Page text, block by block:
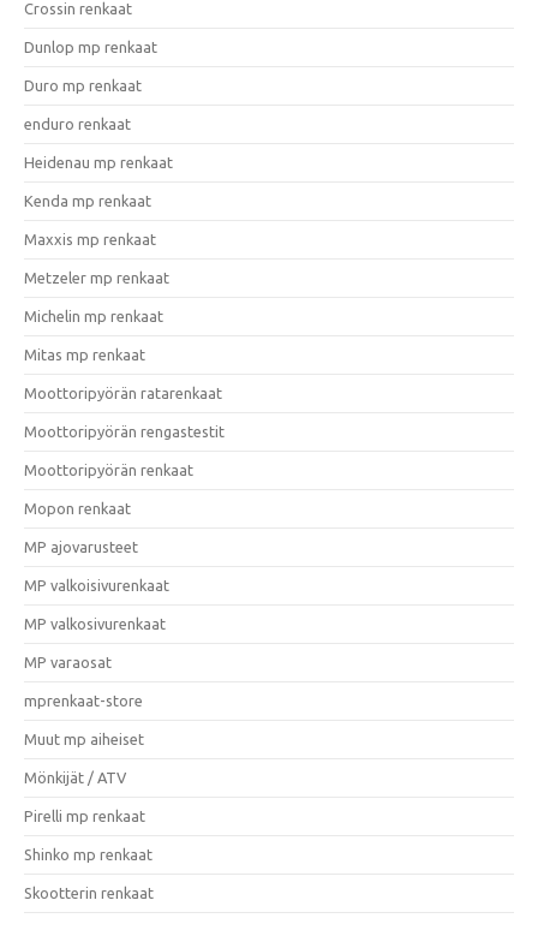
Crossin renkaat
Dunlop mp renkaat
Duro mp renkaat
enduro renkaat
Heidenau mp renkaat
Kenda mp renkaat
Maxxis mp renkaat
Metzeler mp renkaat
Michelin mp renkaat
Mitas mp renkaat
Moottoripyörän ratarenkaat
Moottoripyörän rengastestit
Moottoripyörän renkaat
Mopon renkaat
MP ajovarusteet
MP valkoisivurenkaat
MP valkosivurenkaat
MP varaosat
mprenkaat-store
Muut mp aiheiset
Mönkijät / ATV
Pirelli mp renkaat
Shinko mp renkaat
Skootterin renkaat